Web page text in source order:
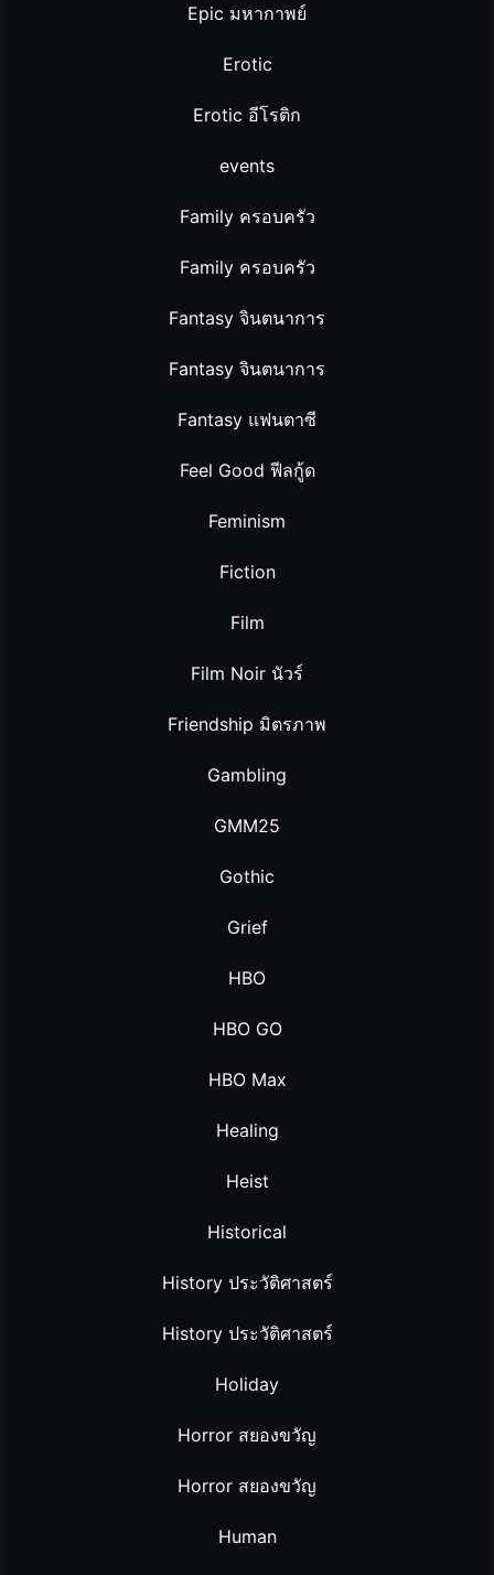
Epic มหากาพย์
Erotic
Erotic อีโรติก
events
Family ครอบครัว
Family ครอบครัว
Fantasy จินตนาการ
Fantasy จินตนาการ
Fantasy แฟนตาซี
Feel Good ฟีลกู้ด
Feminism
Fiction
Film
Film Noir นัวร์
Friendship มิตรภาพ
Gambling
GMM25
Gothic
Grief
HBO
HBO GO
HBO Max
Healing
Heist
Historical
History ประวัติศาสตร์
History ประวัติศาสตร์
Holiday
Horror สยองขวัญ
Horror สยองขวัญ
Human